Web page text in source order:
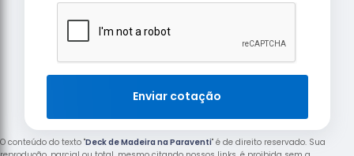
Enviar cotação
O conteúdo do texto "Deck de Madeira na Paraventi" é de direito reservado. Sua